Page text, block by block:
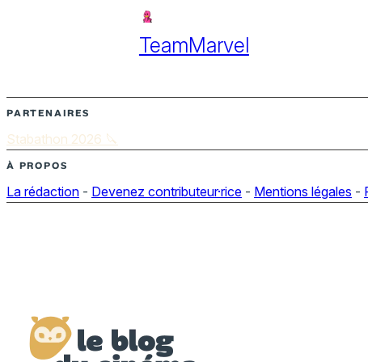
TeamMarvel
PARTENAIRES
Stabathon 2026 🔪
À PROPOS
La rédaction - Devenez contributeur·rice - Mentions légales -